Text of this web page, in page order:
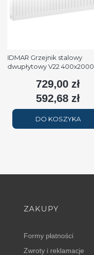
IDMAR Grzejnik stalowy
dwupłytowy V22 400x2000
2508W (90/70/20°C) biały
Cena
729,00 zł
Cena
592,68 zł
DO KOSZYKA
Linki w stopce
ZAKUPY
Formy płatności
Zwroty i reklamacje